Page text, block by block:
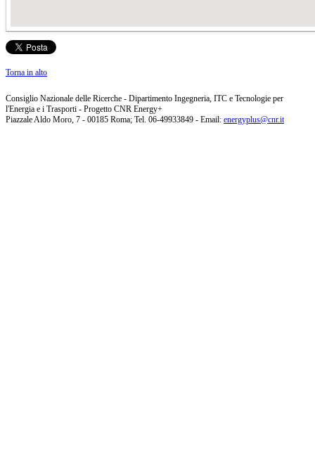
Torna in alto
Consiglio Nazionale delle Ricerche - Dipartimento Ingegneria, ITC e Tecnologie per
l'Energia e i Trasporti - Progetto CNR Energy+
Piazzale Aldo Moro, 7 - 00185 Roma; Tel. 06-49933849 - Email: energyplus@cnr.it